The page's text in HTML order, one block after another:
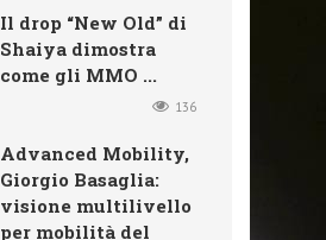
Il drop “New Old” di
Shaiya dimostra
come gli MMO ...
136
Advanced Mobility,
Giorgio Basaglia:
visione multilivello
per mobilità del